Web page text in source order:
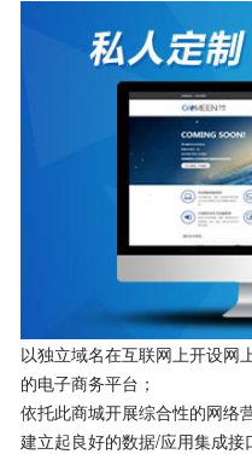
以独立域名在互联网上开设网
的电子商务平台；
依托此商城开展综合性的网络
建立起良好的数据/应用集成接